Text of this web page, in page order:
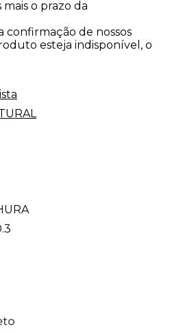
o prazo da
confirmação de nossos
esteja indisponível, o